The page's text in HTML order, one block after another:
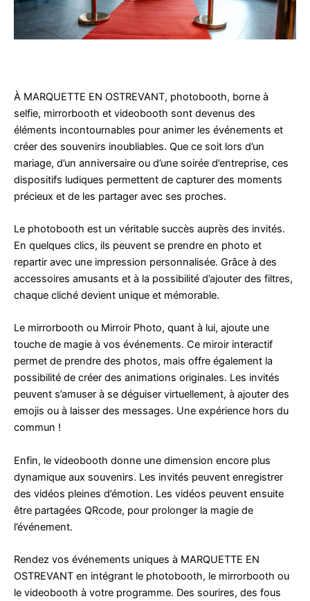
À MARQUETTE EN OSTREVANT, photobooth, borne à
selfie, mirrorbooth et videobooth sont devenus des
éléments incontournables pour animer les événements et
créer des souvenirs inoubliables. Que ce soit lors d’un
mariage, d’un anniversaire ou d’une soirée d’entreprise, ces
dispositifs ludiques permettent de capturer des moments
précieux et de les partager avec ses proches.
Le photobooth est un véritable succès auprès des invités.
En quelques clics, ils peuvent se prendre en photo et
repartir avec une impression personnalisée. Grâce à des
accessoires amusants et à la possibilité d’ajouter des filtres,
chaque cliché devient unique et mémorable.
Le mirrorbooth ou Mirroir Photo, quant à lui, ajoute une
touche de magie à vos événements. Ce miroir interactif
permet de prendre des photos, mais offre également la
possibilité de créer des animations originales. Les invités
peuvent s’amuser à se déguiser virtuellement, à ajouter des
emojis ou à laisser des messages. Une expérience hors du
commun !
Enfin, le videobooth donne une dimension encore plus
dynamique aux souvenirs. Les invités peuvent enregistrer
des vidéos pleines d’émotion. Les vidéos peuvent ensuite
être partagées QRcode, pour prolonger la magie de
l’événement.
Rendez vos événements uniques à MARQUETTE EN
OSTREVANT en intégrant le photobooth, le mirrorbooth ou
le videobooth à votre programme. Des sourires, des fous